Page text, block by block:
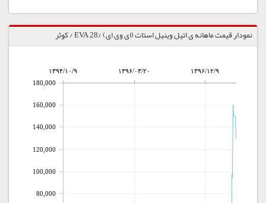
نمودار قیمت ماهانه ی اتیل وینیل استات (ای وی ای) %28 EVA / کوثر
۱۳۹۴/۱۰/۹ ۱۳۹۶/۰۳/۲۰ ۱۳۹۶/۱۲/۹
80,000
100,000
120,000
140,000
160,000
180,000